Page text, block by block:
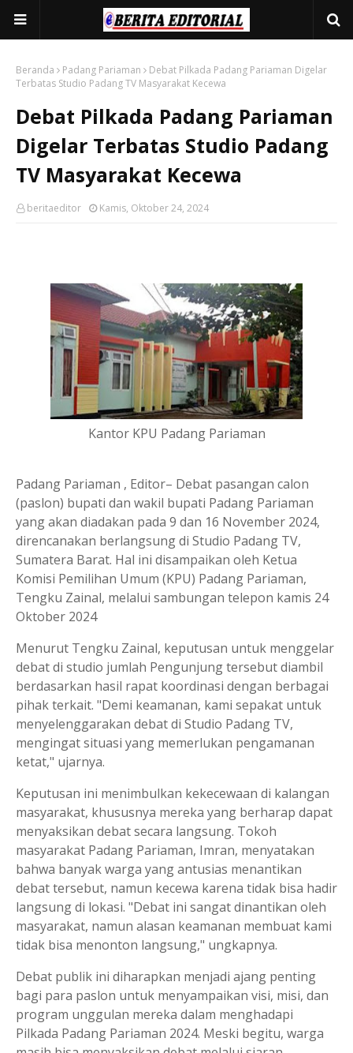
Beranda Padang Pariaman
Debat Pilkada Padang Pariaman Digelar
Terbatas Studio Padang TV Masyarakat Kecewa
Debat Pilkada Padang Pariaman
Digelar Terbatas Studio Padang
TV Masyarakat Kecewa
beritaeditor Kamis, Oktober 24, 2024
Kantor KPU Padang Pariaman
Padang Pariaman , Editor– Debat pasangan calon
(paslon) bupati dan wakil bupati Padang Pariaman
yang akan diadakan pada 9 dan 16 November 2024,
direncanakan berlangsung di Studio Padang TV,
Sumatera Barat. Hal ini disampaikan oleh Ketua
Komisi Pemilihan Umum (KPU) Padang Pariaman,
Tengku Zainal, melalui sambungan telepon kamis 24
Oktober 2024
Menurut Tengku Zainal, keputusan untuk menggelar
debat di studio jumlah Pengunjung tersebut diambil
berdasarkan hasil rapat koordinasi dengan berbagai
pihak terkait. "Demi keamanan, kami sepakat untuk
menyelenggarakan debat di Studio Padang TV,
mengingat situasi yang memerlukan pengamanan
ketat," ujarnya.
Keputusan ini menimbulkan kekecewaan di kalangan
masyarakat, khususnya mereka yang berharap dapat
menyaksikan debat secara langsung. Tokoh
masyarakat Padang Pariaman, Imran, menyatakan
bahwa banyak warga yang antusias menantikan
debat tersebut, namun kecewa karena tidak bisa hadir
langsung di lokasi. "Debat ini sangat dinantikan oleh
masyarakat, namun alasan keamanan membuat kami
tidak bisa menonton langsung," ungkapnya.
Debat publik ini diharapkan menjadi ajang penting
bagi para paslon untuk menyampaikan visi, misi, dan
program unggulan mereka dalam menghadapi
Pilkada Padang Pariaman 2024. Meski begitu, warga